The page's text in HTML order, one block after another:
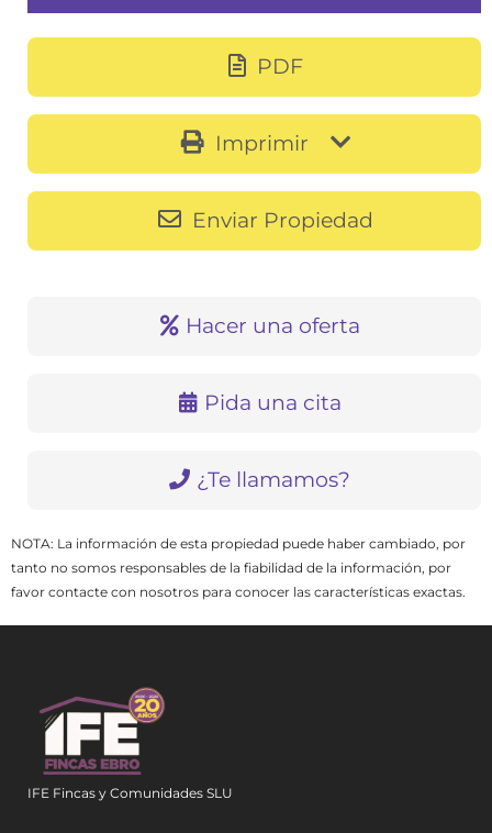
PDF
Imprimir
Enviar Propiedad
Hacer una oferta
Pida una cita
¿Te llamamos?
NOTA: La información de esta propiedad puede haber cambiado, por
tanto no somos responsables de la fiabilidad de la información, por
favor contacte con nosotros para conocer las características exactas.
IFE Fincas y Comunidades SLU